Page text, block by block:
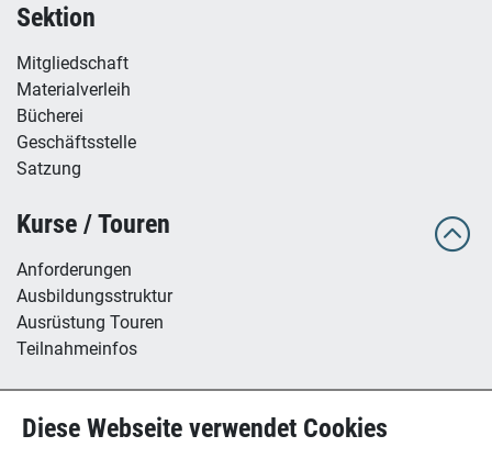
Sektion
Mitgliedschaft
Materialverleih
Bücherei
Geschäftsstelle
Satzung
Kurse / Touren
Anforderungen
Ausbildungsstruktur
Ausrüstung Touren
Teilnahmeinfos
Diese Webseite verwendet Cookies